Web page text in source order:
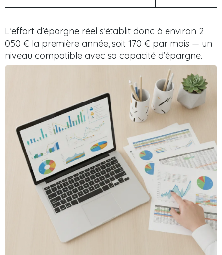
L’effort d’épargne réel s’établit donc à environ 2
050 € la première année, soit 170 € par mois — un
niveau compatible avec sa capacité d’épargne.